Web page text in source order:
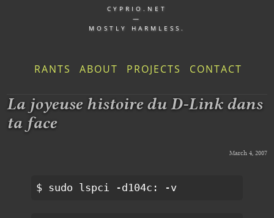
CYPRIO.NET
—
MOSTLY HARMLESS.
RANTS ABOUT PROJECTS CONTACT
La joyeuse histoire du D-Link dans
ta face
March 4, 2007
$ sudo lspci -d104c: -v